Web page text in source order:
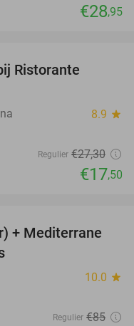
€28,95
Ristorante
8.9 star
Regulier €27,30
€17,50
54%
+ Mediterrane
10.0 star
Regulier €85